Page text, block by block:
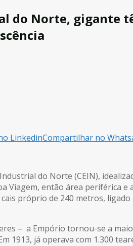
do Norte, gigante
LinkedinCompartilhar no
do Norte (CEIN),
Viagem, então área periférica
próprio de 240 metros,
– a Empório tornou-se a
1913, já operava com 1.300